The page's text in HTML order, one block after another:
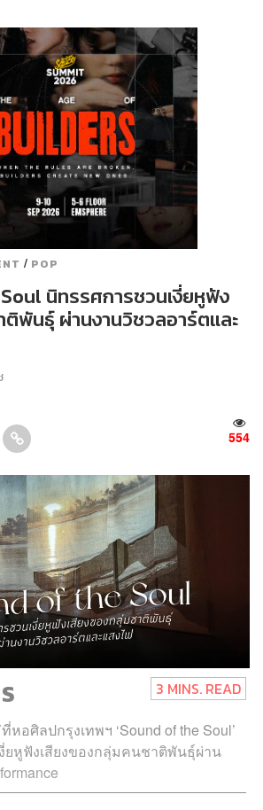
/ POP
นิทรรศการชวนเงี่ยหูฟัง
ติพันธุ์ ผ่านงานวิชวลอาร์ตและ
554
3 MINS. READ
อศิลปกรุงเทพฯ ‘Sound of the Soul’
ยหูฟังเสียงของกลุ่มคนชาติพันธุ์ผ่าน